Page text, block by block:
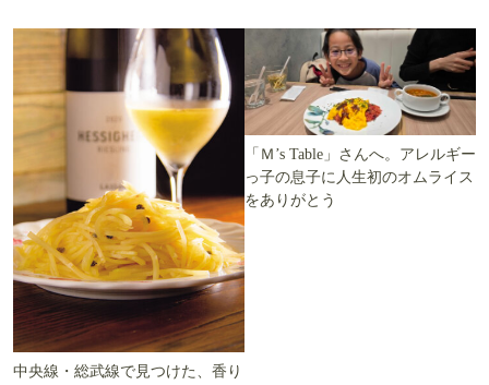
中央線・総武線で見つけた、香り
「Ｍ’s Table」さんへ。アレルギー
っ子の息子に人生初のオムライス
をありがとう